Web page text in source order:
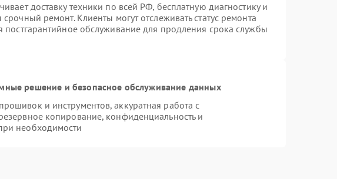
доставку техники по всей РФ, бесплатную диагностику и
ремонт. Клиенты могут отслеживать статус ремонта
постгарантийное обслуживание для продления срока службы
решение и безопасное обслуживание данных
и инструментов, аккуратная работа с
копирование, конфиденциальность и
необходимости